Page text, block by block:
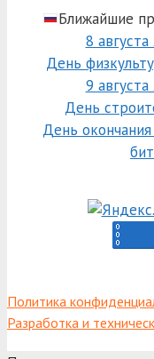
Ближайшие
8
День
9
День
День
Политика
Разработка и